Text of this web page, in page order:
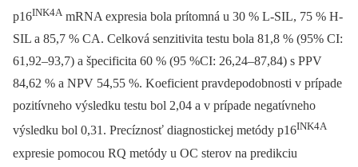
p16INK4A mRNA expresia bola prítomná u 30 % L-SIL, 75 % H-
SIL a 85,7 % CA. Celková senzitivita testu bola 81,8 % (95% CI:
61,92–93,7) a špecificita 60 % (95 %CI: 26,24–87,84) s PPV
84,62 % a NPV 54,55 %. Koeficient pravdepodobnosti v prípade
pozitívneho výsledku testu bol 2,04 a v prípade negatívneho
výsledku bol 0,31. Precíznosť diagnostickej metódy p16INK4A
expresie pomocou RQ metódy u OC sterov na predikciu